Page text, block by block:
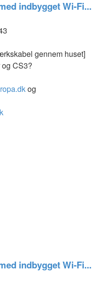
indbygget Wi-Fi...
gennem huset]
CS3?
og
indbygget Wi-Fi...